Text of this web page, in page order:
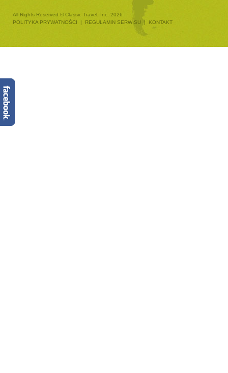
All Rights Reserved © Classic Travel, Inc. 2026
POLITYKA PRYWATNOŚCI
| REGULAMIN SERWISU | KONTAKT